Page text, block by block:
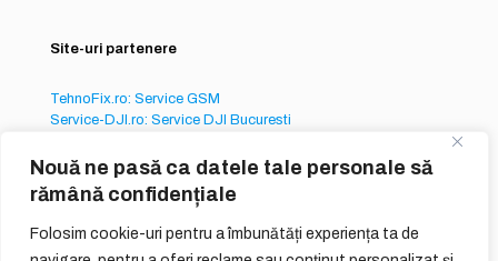
Nouă ne pasă ca datele tale personale să
rămână confidențiale
Folosim cookie-uri pentru a îmbunătăți experiența ta de
Site-uri partenere
TehnoFix.ro: Service GSM
Service-DJI.ro: Service DJI Bucuresti